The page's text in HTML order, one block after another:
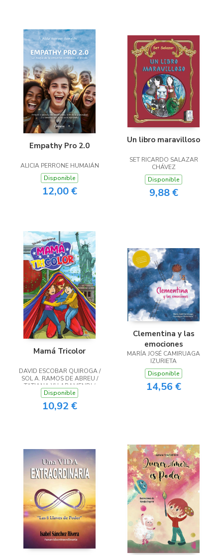
Empathy Pro 2.0
ALICIA PERRONE HUMAIÁN
Disponible
12,00 €
Un libro maravilloso
SET RICARDO SALAZAR
CHÁVEZ
Disponible
9,88 €
Mamá Tricolor
DAVID ESCOBAR QUIROGA /
SOL A. RAMOS DE ABREU /
TATIANA YLLARAMENDI /
TATIANA YLLARAMENDI
Disponible
10,92 €
Clementina y las
emociones
MARÍA JOSÉ CAMIRUAGA
IZURIETA
Disponible
14,56 €